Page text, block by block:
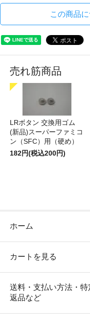
この商品
売れ筋商品
LRボタン 交換用ゴム
(新品)スーパーファミコ
ン（SFC）用（硬め）
182円(税込200円)
ホーム
カートを見る
送料・支払い方法・特
返品など